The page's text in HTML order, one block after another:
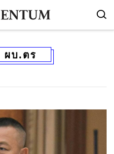
ผบ.ตร